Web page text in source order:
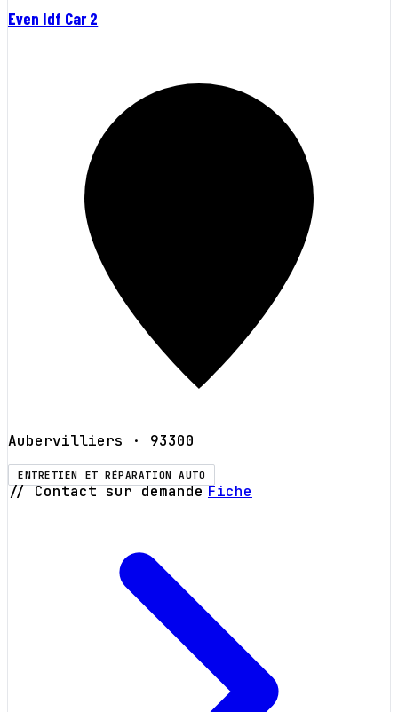
Even Idf Car 2
Aubervilliers · 93300
ENTRETIEN ET RÉPARATION AUTO
// Contact sur demande Fiche